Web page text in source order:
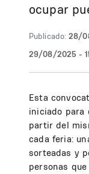
ocupar
Publicado: 28/
29/08/2025 -
Esta
iniciado para
partir del
cada feria:
sorteadas y
personas